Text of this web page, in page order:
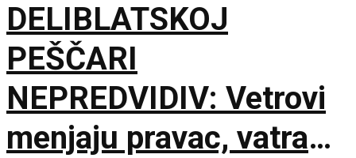
DELIBLATSKOJ
PEŠČARI
NEPREDVIDIV: Vetrovi
menjaju pravac, vatra